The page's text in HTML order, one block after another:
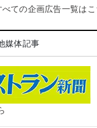
べての企画広告一覧は
媒体記事